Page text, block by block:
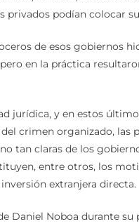
privados podían colocar
de esos gobiernos
en la práctica
jurídica, y en estos
crimen organizado, las
tan claras de los
entre otros, los
extranjera directa.
Daniel Noboa durante